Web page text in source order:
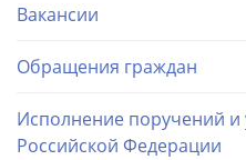
Вакансии
Обращения граждан
Исполнение поручений и
Российской Федерации